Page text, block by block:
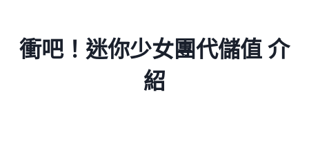
衝吧！迷你少女團代儲值 介
紹